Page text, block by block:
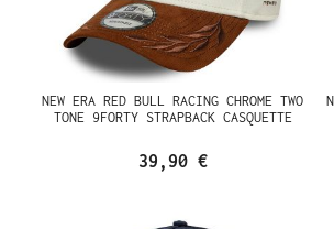
NEW ERA RED BULL RACING CHROME TWO
TONE 9FORTY STRAPBACK CASQUETTE
39,90 €